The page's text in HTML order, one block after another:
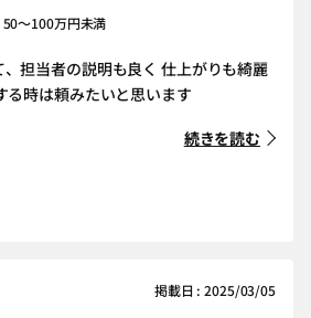
～100万円未満
担当者の説明も良く 仕上がりも綺麗
る時は頼みたいと思います
続きを読む
掲載日 : 2025/03/05